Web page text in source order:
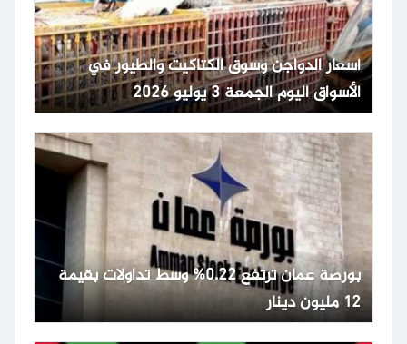
أسعار الدواجن وسوق الكتاكيت والطيور في
الأسواق اليوم الجمعة 3 يوليو 2026
بورصة عمان ترتفع 0.22% وسط تداولات بقيمة
12 مليون دينار